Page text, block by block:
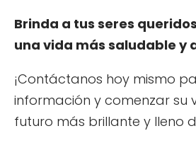
Brinda a tus seres
una vida más saludable y
¡Contáctanos hoy mismo
información y comenzar su
futuro más brillante y lleno